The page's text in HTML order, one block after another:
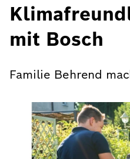
mit Bosch
Familie Behrend